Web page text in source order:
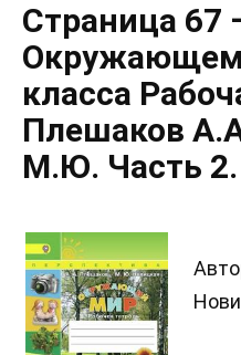
Страница 67
класса
Плешаков
М.Ю. Часть 2.